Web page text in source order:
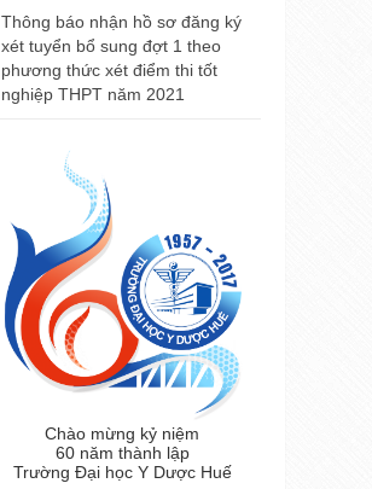
Thông báo nhận hồ sơ đăng ký
xét tuyển bổ sung đợt 1 theo
phương thức xét điểm thi tốt
nghiệp THPT năm 2021
Chào mừng kỷ niệm
60 năm thành lập
Trường Đại học Y Dược Huế